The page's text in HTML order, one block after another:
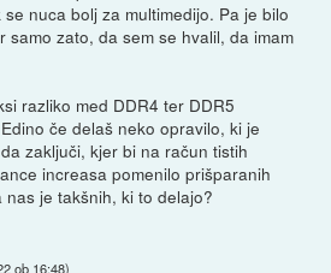
nuca bolj za multimedijo. Pa je bilo
zato, da sem se hvalil, da imam
razliko med DDR4 ter DDR5
če delaš neko opravilo, ki je
zaključi, kjer bi na račun tistih
increasa pomenilo prišparanih
je takšnih, ki to delajo?
ob 16:48)